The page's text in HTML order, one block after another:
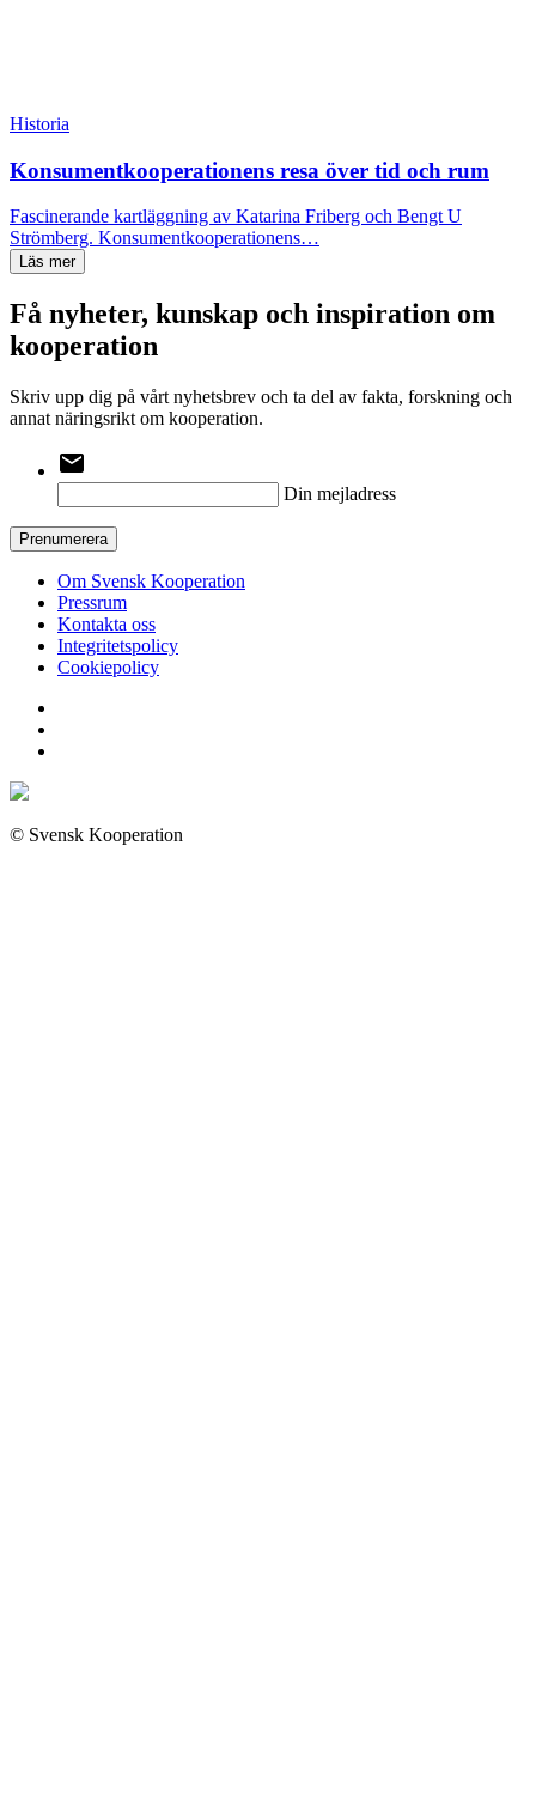
Historia
Konsument­kooperationens resa över tid och rum
Fascinerande kartläggning av Katarina Friberg och Bengt U
Strömberg. Konsument­koopera­tionens…
Läs mer
Få nyheter, kunskap och inspiration om
kooperation
Skriv upp dig på vårt nyhetsbrev och ta del av fakta, forskning och
annat näringsrikt om kooperation.
email
Din mejladress
Prenumerera
Om Svensk Kooperation
Pressrum
Kontakta oss
Integritetspolicy
Cookiepolicy
© Svensk Kooperation